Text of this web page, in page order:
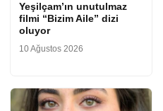
Yeşilçam’ın unutulmaz
filmi “Bizim Aile” dizi
oluyor
10 Ağustos 2026